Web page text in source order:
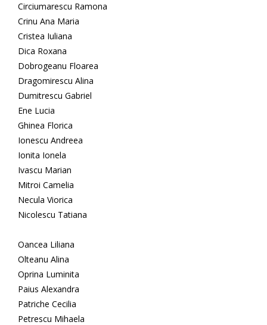
Circiumarescu Ramona
Crinu Ana Maria
Cristea Iuliana
Dica Roxana
Dobrogeanu Floarea
Dragomirescu Alina
Dumitrescu Gabriel
Ene Lucia
Ghinea Florica
Ionescu Andreea
Ionita Ionela
Ivascu Marian
Mitroi Camelia
Necula Viorica
Nicolescu Tatiana
Oancea Liliana
Olteanu Alina
Oprina Luminita
Paius Alexandra
Patriche Cecilia
Petrescu Mihaela